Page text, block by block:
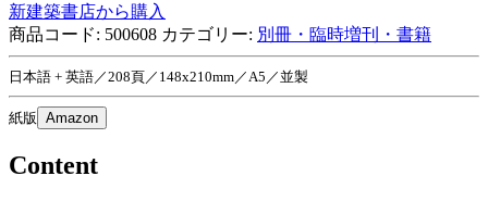
新建築書店から購入
商品コード: 500608 カテゴリー: 別冊・臨時増刊・書籍
日本語 + 英語／208頁／148x210mm／A5／並製
紙版 Amazon
Content